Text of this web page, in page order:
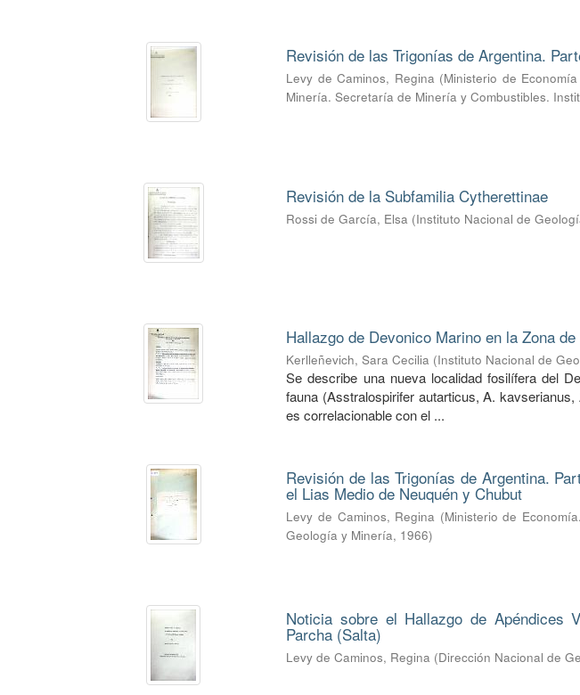
Revisión de las Trigonías de Argentina.
Levy de Caminos, Regina (Ministerio de
Minería. Secretaría de Minería y Combustibles.
Revisión de la Subfamilia Cytherettinae
Rossi de García, Elsa (Instituto Nacional de
Hallazgo de Devonico Marino en la Zona
Kerlleñevich, Sara Cecilia (Instituto Nacional de
Se describe una nueva localidad fosilífera del
fauna (Asstralospirifer autarticus, A.
es correlacionable con el ...
Revisión de las Trigonías de Argentina.
el Lias Medio de Neuquén y Chubut
Levy de Caminos, Regina (Ministerio de
Geología y Minería, 1966)
Noticia sobre el Hallazgo de Apéndices
Parcha (Salta)
Levy de Caminos, Regina (Dirección Nacional de